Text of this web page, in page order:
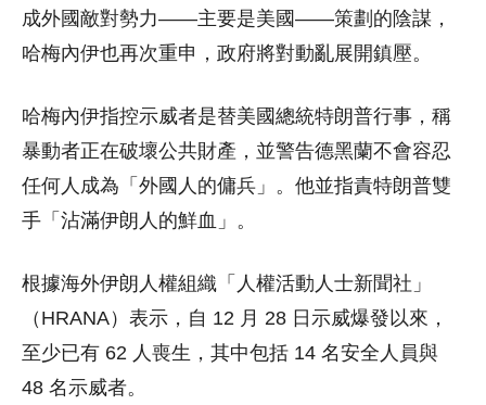
成外國敵對勢力——主要是美國——策劃的陰謀，
哈梅內伊也再次重申，政府將對動亂展開鎮壓。
哈梅內伊指控示威者是替美國總統特朗普行事，稱
暴動者正在破壞公共財產，並警告德黑蘭不會容忍
任何人成為「外國人的傭兵」。他並指責特朗普雙
手「沾滿伊朗人的鮮血」。
根據海外伊朗人權組織「人權活動人士新聞社」
（HRANA）表示，自 12 月 28 日示威爆發以來，
至少已有 62 人喪生，其中包括 14 名安全人員與
48 名示威者。